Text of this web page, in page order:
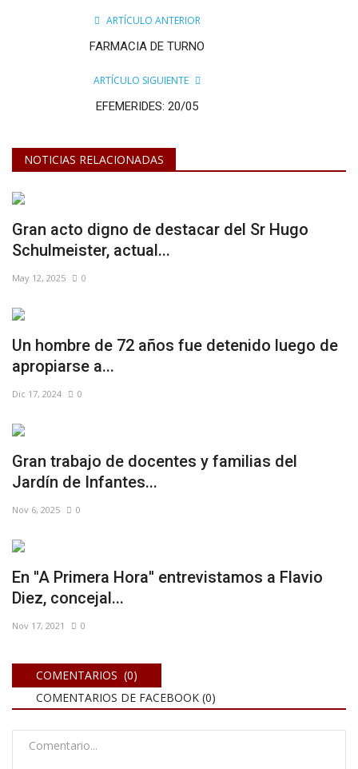
ARTÍCULO ANTERIOR
FARMACIA DE TURNO
ARTÍCULO SIGUIENTE
EFEMERIDES: 20/05
NOTICIAS RELACIONADAS
Gran acto digno de destacar del Sr Hugo
Schulmeister, actual...
May 12, 2025 0
Un hombre de 72 años fue detenido luego de
apropiarse a...
Dic 17, 2024 0
Gran trabajo de docentes y familias del
Jardín de Infantes...
Nov 6, 2025 0
En ''A Primera Hora'' entrevistamos a Flavio
Diez, concejal...
Nov 17, 2021 0
COMENTARIOS (0)
COMENTARIOS DE FACEBOOK (0)